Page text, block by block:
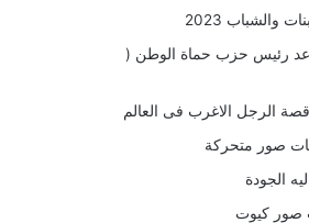
2023
رئيس حزب حماة الوطن (
الرجل الاغرب فى العالم
صور متحركة
الجودة
صور كيوت